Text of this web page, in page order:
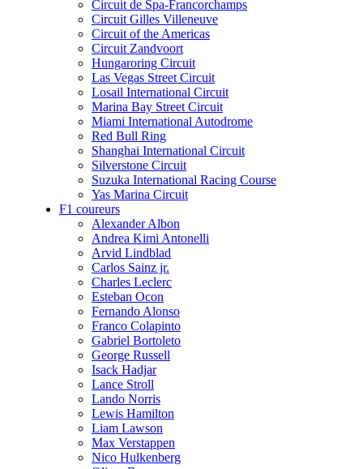
Circuit de Spa-Francorchamps
Circuit Gilles Villeneuve
Circuit of the Americas
Circuit Zandvoort
Hungaroring Circuit
Las Vegas Street Circuit
Losail International Circuit
Marina Bay Street Circuit
Miami International Autodrome
Red Bull Ring
Shanghai International Circuit
Silverstone Circuit
Suzuka International Racing Course
Yas Marina Circuit
F1 coureurs
Alexander Albon
Andrea Kimi Antonelli
Arvid Lindblad
Carlos Sainz jr.
Charles Leclerc
Esteban Ocon
Fernando Alonso
Franco Colapinto
Gabriel Bortoleto
George Russell
Isack Hadjar
Lance Stroll
Lando Norris
Lewis Hamilton
Liam Lawson
Max Verstappen
Nico Hulkenberg